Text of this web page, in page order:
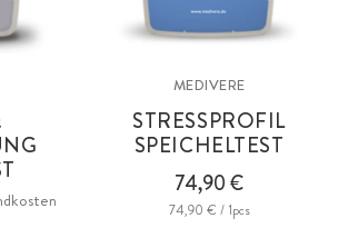
MEDIVERE
STRESSPROFIL
SPEICHELTEST
74,90 €
74,90 € / 1pcs